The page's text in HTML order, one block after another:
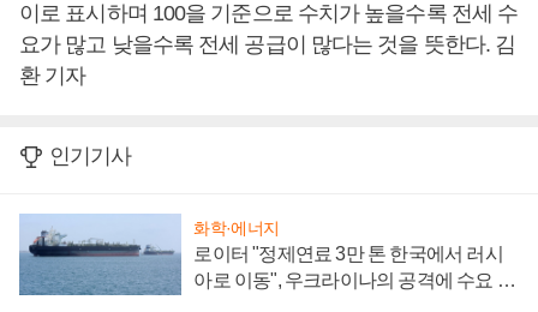
이로 표시하며 100을 기준으로 수치가 높을수록 전세 수
요가 많고 낮을수록 전세 공급이 많다는 것을 뜻한다. 김
환 기자
인기기사
화학·에너지
로이터 "정제연료 3만 톤 한국에서 러시
아로 이동", 우크라이나의 공격에 수요 늘